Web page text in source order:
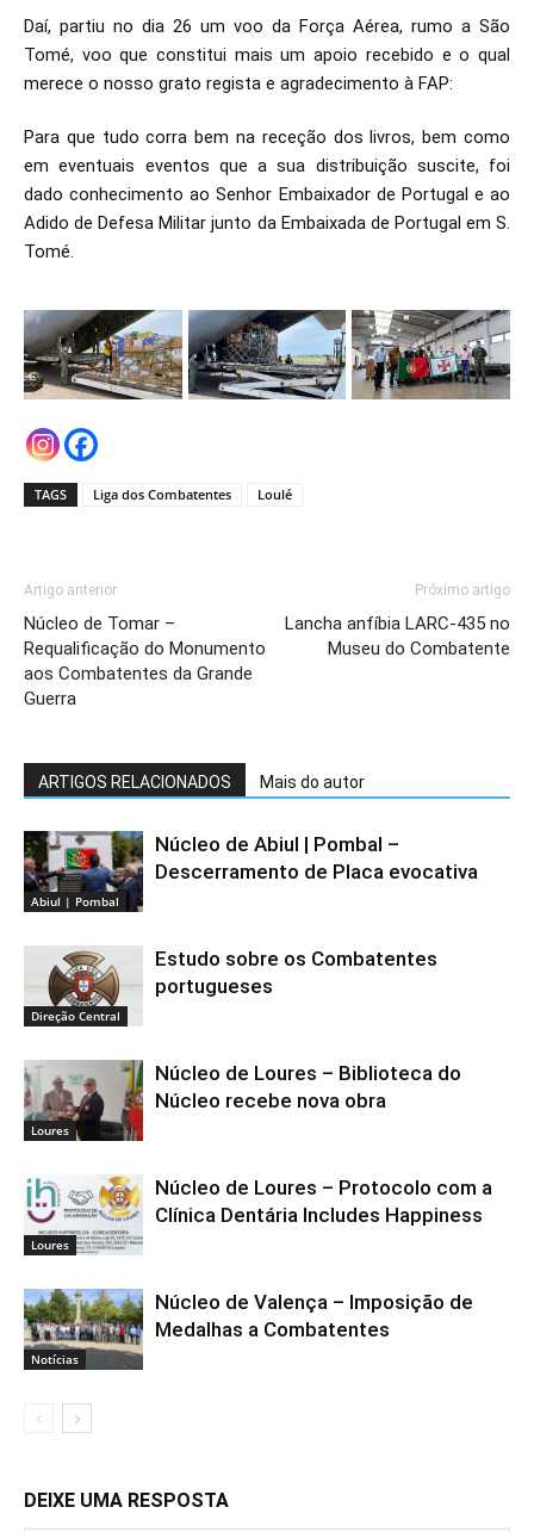
Daí, partiu no dia 26 um voo da Força Aérea, rumo a São
Tomé, voo que constitui mais um apoio recebido e o qual
merece o nosso grato regista e agradecimento à FAP:
Para que tudo corra bem na receção dos livros, bem como
em eventuais eventos que a sua distribuição suscite, foi
dado conhecimento ao Senhor Embaixador de Portugal e ao
Adido de Defesa Militar junto da Embaixada de Portugal em S.
Tomé.
TAGS Liga dos Combatentes Loulé
Artigo anterior
Núcleo de Tomar –
Requalificação do Monumento
aos Combatentes da Grande
Guerra
Próximo artigo
Lancha anfíbia LARC-435 no
Museu do Combatente
ARTIGOS RELACIONADOS Mais do autor
Abiul | Pombal
Núcleo de Abiul | Pombal –
Descerramento de Placa evocativa
Direção Central
Estudo sobre os Combatentes
portugueses
Loures
Núcleo de Loures – Biblioteca do
Núcleo recebe nova obra
Loures
Núcleo de Loures – Protocolo com a
Clínica Dentária Includes Happiness
Notícias
Núcleo de Valença – Imposição de
Medalhas a Combatentes
DEIXE UMA RESPOSTA